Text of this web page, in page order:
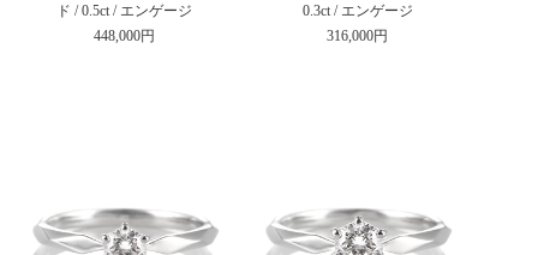
ド / 0.5ct / エンゲージ
448,000円
0.3ct / エンゲージ
316,000円